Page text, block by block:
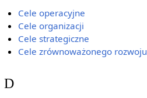
Cele operacyjne
Cele organizacji
Cele strategiczne
Cele zrównoważonego rozwoju
D